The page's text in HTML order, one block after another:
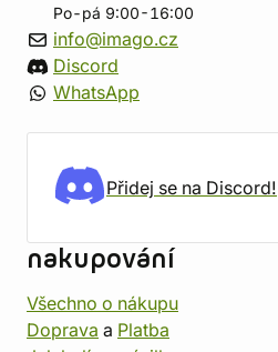
Po-pá 9:00-16:00
info@imago.cz
Discord
WhatsApp
Přidej se na Discord!
nakupování
Všechno o nákupu
Doprava a Platba